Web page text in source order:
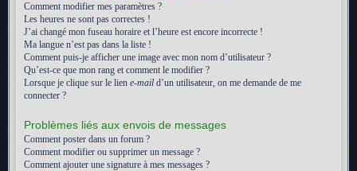
Comment modifier mes paramètres ?
Les heures ne sont pas correctes !
J’ai changé mon fuseau horaire et l’heure est encore incorrecte !
Ma langue n’est pas dans la liste !
Comment puis-je afficher une image avec mon nom d’utilisateur ?
Qu’est-ce que mon rang et comment le modifier ?
Lorsque je clique sur le lien e-mail d’un utilisateur, on me demande de me
connecter ?
Problèmes liés aux envois de messages
Comment poster dans un forum ?
Comment modifier ou supprimer un message ?
Comment ajouter une signature à mes messages ?